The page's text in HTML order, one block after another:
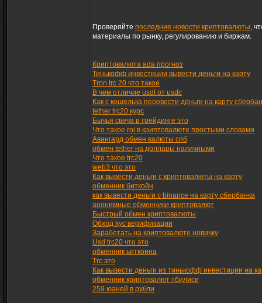
Проверяйте последние новости криптовалюты,
материалы по рынку, регулированию и биржам.
Криптовалюта ada прогноз
Тинькофф инвестиции вывести деньги на карту
Tron trc 20 что такое
В чем отличие usdt от usdc
Как с кошелька перевести деньги на карту
tether trc20 курс
Бычья свеча в трейдинге это
Что такое roi в криптовалюте простыми словами
Авангард обмен валюты спб
обмен tether на доллары наличными
Что такое trc20
web3 что это
Как вывести деньги с криптовалюты на карту
обменник биткойн
как вывести деньги с binance на карту сбербанка
анонимные обменники криптовалют
Быстрый обмен криптовалюты
Обход kyc верификации
Заработать на криптовалюте новичку
Usd trc20 что это
обменник ьиткоина
Trc это
Как вывести деньги из тинькофф инвестиции на
обменник криптовалют тбилиси
259 юаней в рубли